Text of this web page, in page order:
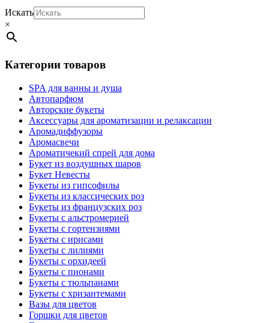
Искать
×
Категории товаров
SPA для ванны и душа
Автопарфюм
Авторские букеты
Аксессуары для ароматизации и релаксации
Аромадиффузоры
Аромасвечи
Ароматичекий спрей для дома
Букет из воздушных шаров
Букет Невесты
Букеты из гипсофилы
Букеты из классических роз
Букеты из французских роз
Букеты с альстромерией
Букеты с гортензиями
Букеты с ирисами
Букеты с лилиями
Букеты с орхидеей
Букеты с пионами
Букеты с тюльпанами
Букеты с хризантемами
Вазы для цветов
Горшки для цветов